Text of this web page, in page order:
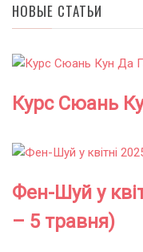
НОВЫЕ СТАТЬИ
Курс Сюань
Фен-Шуй у
– 5 травня)